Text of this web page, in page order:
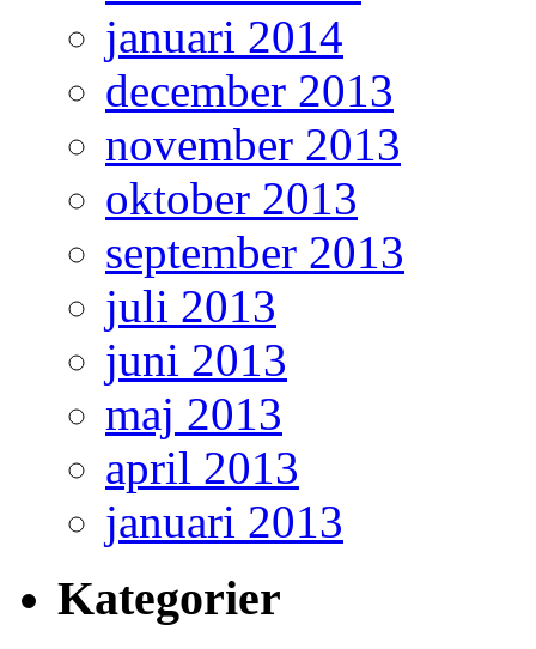
januari 2014
december 2013
november 2013
oktober 2013
september 2013
juli 2013
juni 2013
maj 2013
april 2013
januari 2013
Kategorier